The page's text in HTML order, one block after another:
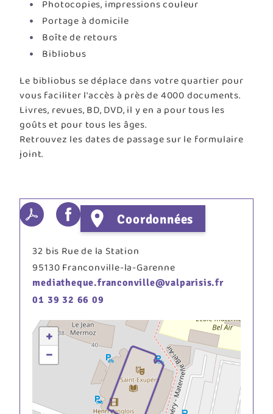
Photocopies, impressions couleur
Portage à domicile
Boîte de retours
Bibliobus
Le bibliobus se déplace dans votre quartier pour
vous faciliter l'accès à près de 4000 documents.
Livres, revues, BD, DVD, il y en a pour tous les
goûts et pour tous les âges.
Retrouvez les dates de passage sur le formulaire
joint.
Coordonnées
32 bis Rue de la Station
95130 Franconville-la-Garenne
mediatheque.franconville@valparisis.fr
01 39 32 66 09
+
−